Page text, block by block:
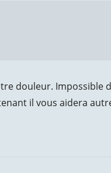
douleur. Impossible
il vous aidera